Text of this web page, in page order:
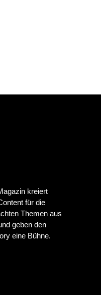
kreiert
für die
Themen aus
geben den
eine Bühne.